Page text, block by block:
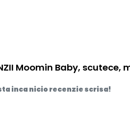
Moomin Baby, scutece,
inca nicio recenzie scrisa!